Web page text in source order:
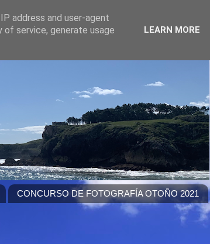
CONCURSO DE FOTOGRAFÍA OTOÑO 2021
address and user-agent
of service, generate usage
LEARN MORE